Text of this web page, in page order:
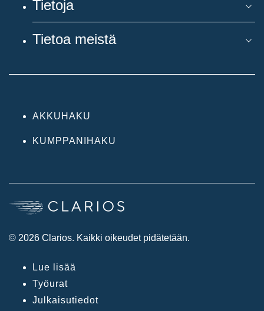
Tietoja
Tietoa meistä
AKKUHAKU
KUMPPANIHAKU
© 2026 Clarios. Kaikki oikeudet pidätetään.
Lue lisää
Työurat
Julkaisutiedot